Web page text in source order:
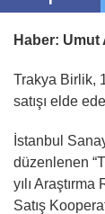
Haber: Umut
Trakya Birlik,
satışı elde
İstanbul
düzenlenen
yılı
Satış